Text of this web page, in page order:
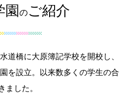
園 のご紹介
道橋に大原簿記学校を開校し、
を設立。以来数多くの学生の合
ました。